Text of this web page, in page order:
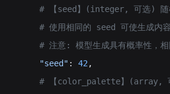
# 【seed】(integer, 可选)
# 使用相同的 seed 可使生成内
# 注意: 模型生成具有概率性，
        "seed"
: 42 ,
# 【color_palette】(array,